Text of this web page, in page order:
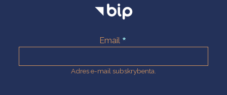
Email
Adres e-mail subskrybenta.